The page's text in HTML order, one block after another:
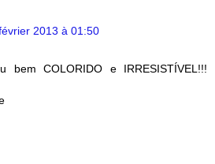
2013 à 01:50
bem COLORIDO e IRRESISTÍVEL!!!